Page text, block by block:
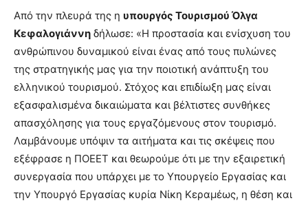
Από την πλευρά της η υπουργός Τουρισμού Όλγα
Κεφαλογιάννη δήλωσε: «Η προστασία και ενίσχυση του
ανθρώπινου δυναμικού είναι ένας από τους πυλώνες
της στρατηγικής μας για την ποιοτική ανάπτυξη του
ελληνικού τουρισμού. Στόχος και επιδίωξη μας είναι
εξασφαλισμένα δικαιώματα και βέλτιστες συνθήκες
απασχόλησης για τους εργαζόμενους στον τουρισμό.
Λαμβάνουμε υπόψιν τα αιτήματα και τις σκέψεις που
εξέφρασε η ΠΟΕΕΤ και θεωρούμε ότι με την εξαιρετική
συνεργασία που υπάρχει με το Υπουργείο Εργασίας και
την Υπουργό Εργασίας κυρία Νίκη Κεραμέως, η θέση και